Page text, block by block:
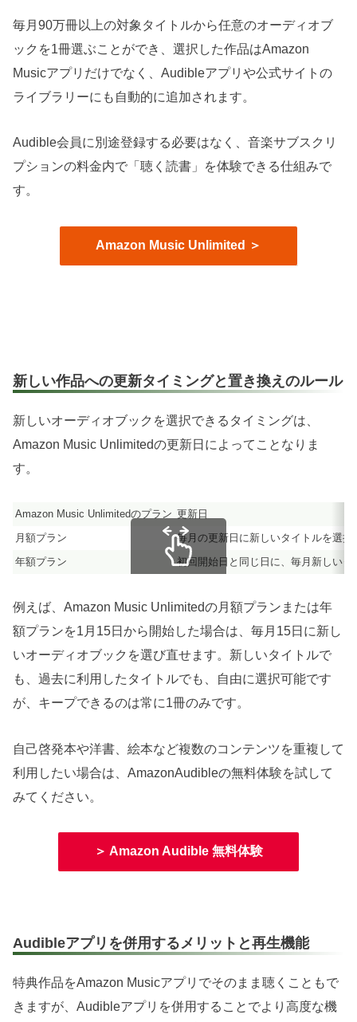
毎月90万冊以上の対象タイトルから任意のオーディオブ
ックを1冊選ぶことができ、選択した作品はAmazon
Musicアプリだけでなく、Audibleアプリや公式サイトの
ライブラリーにも自動的に追加されます。
Audible会員に別途登録する必要はなく、音楽サブスクリ
プションの料金内で「聴く読書」を体験できる仕組みで
す。
Amazon Music Unlimited ＞
新しい作品への更新タイミングと置き換えのルール
新しいオーディオブックを選択できるタイミングは、
Amazon Music Unlimitedの更新日によってことなりま
す。
Amazon Music Unlimitedのプラン 更新日
月額プラン
毎月の更新日に新しいタイトルを選択
年額プラン
初回開始日と同じ日に、毎月新しいタ
例えば、Amazon Music Unlimitedの月額プランまたは年
額プランを1月15日から開始した場合は、毎月15日に新し
いオーディオブックを選び直せます。新しいタイトルで
も、過去に利用したタイトルでも、自由に選択可能です
が、キープできるのは常に1冊のみです。
自己啓発本や洋書、絵本など複数のコンテンツを重複して
利用したい場合は、AmazonAudibleの無料体験を試して
みてください。
＞ Amazon Audible 無料体験
Audibleアプリを併用するメリットと再生機能
特典作品をAmazon Musicアプリでそのまま聴くこともで
きますが、Audibleアプリを併用することでより高度な機